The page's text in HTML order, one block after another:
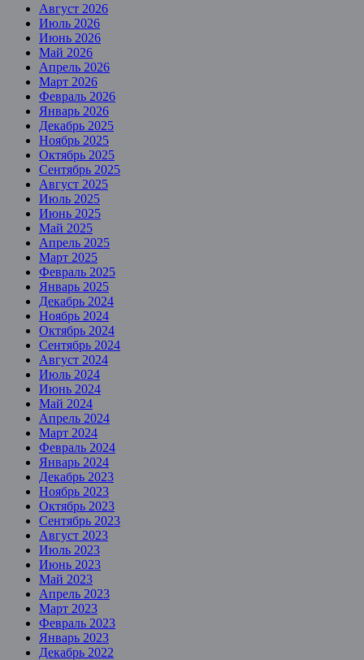
Август 2026
Июль 2026
Июнь 2026
Май 2026
Апрель 2026
Март 2026
Февраль 2026
Январь 2026
Декабрь 2025
Ноябрь 2025
Октябрь 2025
Сентябрь 2025
Август 2025
Июль 2025
Июнь 2025
Май 2025
Апрель 2025
Март 2025
Февраль 2025
Январь 2025
Декабрь 2024
Ноябрь 2024
Октябрь 2024
Сентябрь 2024
Август 2024
Июль 2024
Июнь 2024
Май 2024
Апрель 2024
Март 2024
Февраль 2024
Январь 2024
Декабрь 2023
Ноябрь 2023
Октябрь 2023
Сентябрь 2023
Август 2023
Июль 2023
Июнь 2023
Май 2023
Апрель 2023
Март 2023
Февраль 2023
Январь 2023
Декабрь 2022